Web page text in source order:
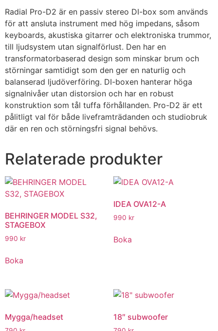
Radial Pro-D2 är en passiv stereo DI-box som används
för att ansluta instrument med hög impedans, såsom
keyboards, akustiska gitarrer och elektroniska trummor,
till ljudsystem utan signalförlust. Den har en
transformatorbaserad design som minskar brum och
störningar samtidigt som den ger en naturlig och
balanserad ljudöverföring. DI-boxen hanterar höga
signalnivåer utan distorsion och har en robust
konstruktion som tål tuffa förhållanden. Pro-D2 är ett
pålitligt val för både liveframträdanden och studiobruk
där en ren och störningsfri signal behövs.
Relaterade produkter
BEHRINGER MODEL S32,
STAGEBOX
990 kr
Boka
IDEA OVA12-A
990 kr
Boka
Mygga/headset 18″ subwoofer